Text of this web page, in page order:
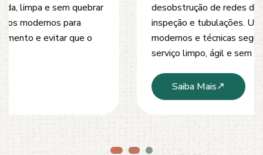
desobstrução de redes de esgoto, caixas de
inspeção e tubulações. Utilizamos equipamentos
modernos e técnicas seguras que garantem um
serviço limpo, ágil e sem danos à estrutura.